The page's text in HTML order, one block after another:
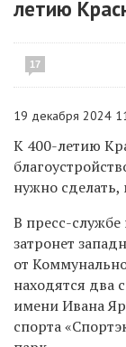
летию
17
19 декабря 2024
К 400-летию
нужно
В пресс-службе
затронет
от
находятся два
имени Ивана
спорта